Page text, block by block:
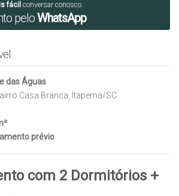
fácil conversar conosco
peloWhatsApp
das Águas
Casa Branca, Itapema/SC
prévio
com 2 Dormitórios +